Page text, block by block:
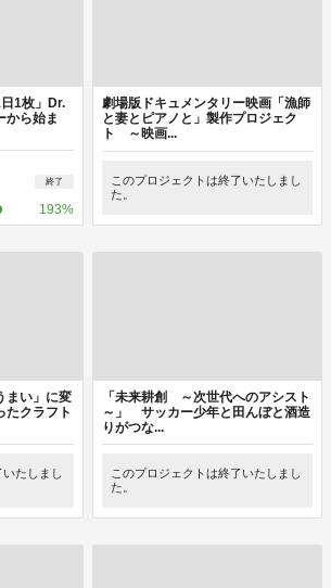
1枚」Dr.
から始ま
終了
193%
劇場版ドキュメンタリー映画「漁師
と妻とピアノと」製作プロジェク
ト ～映画...
このプロジェクトは終了いたしまし
た。
まい」に変
クラフト
たしまし
「未来耕創 ～次世代へのアシスト
～」 サッカー少年と田んぼと酒造
りがつな...
このプロジェクトは終了いたしまし
た。